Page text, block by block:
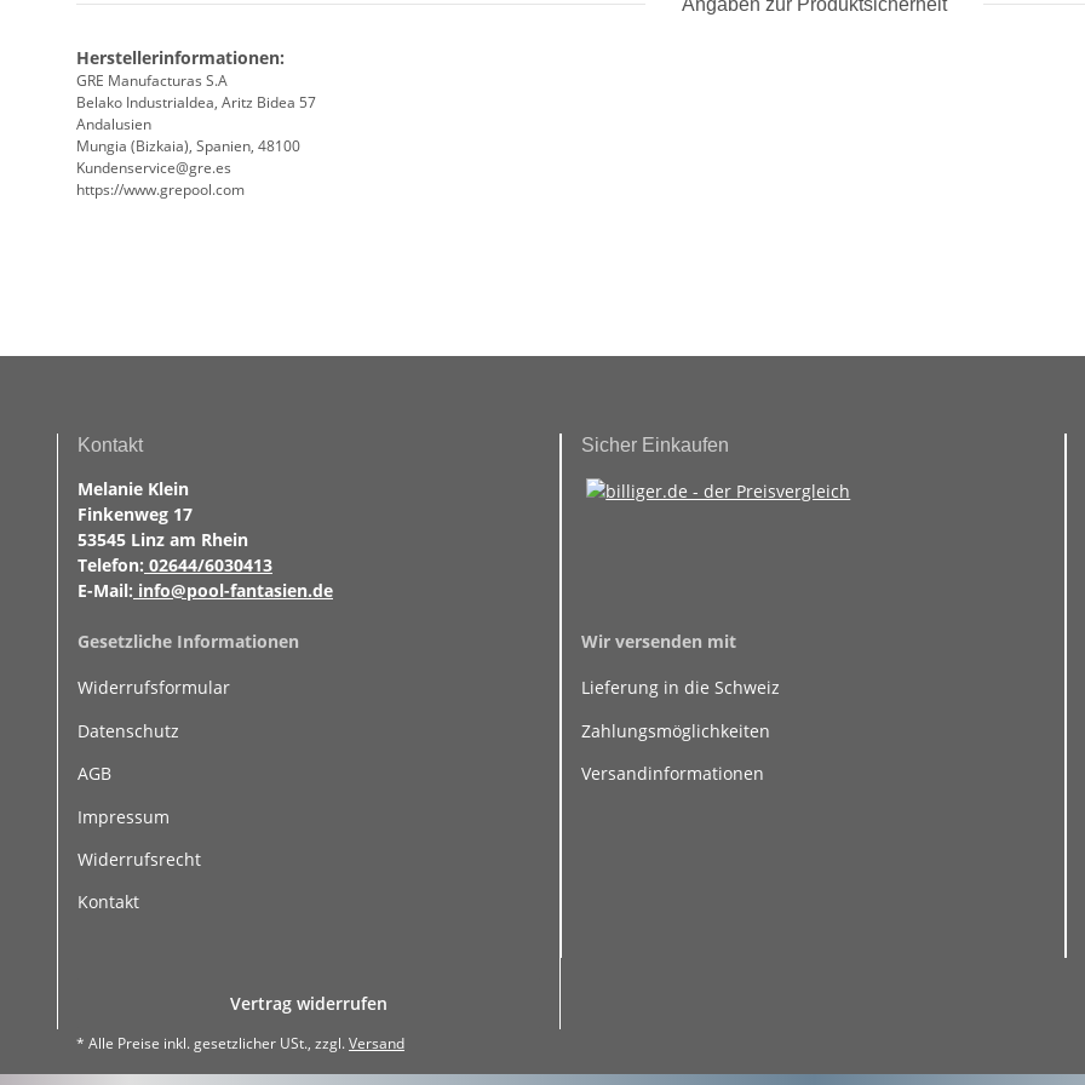
Angaben zur Produktsicherheit
Herstellerinformationen:
GRE Manufacturas S.A
Belako Industrialdea, Aritz Bidea 57
Andalusien
Mungia (Bizkaia), Spanien, 48100
Kundenservice@gre.es
https://www.grepool.com
Kontakt
Melanie Klein
Finkenweg 17
53545 Linz am Rhein
Telefon: 02644/6030413
E-Mail: info@pool-fantasien.de
Sicher Einkaufen
Gesetzliche Informationen
Widerrufsformular
Datenschutz
AGB
Impressum
Widerrufsrecht
Kontakt
Wir versenden mit
Lieferung in die Schweiz
Zahlungsmöglichkeiten
Versandinformationen
Vertrag widerrufen
* Alle Preise inkl. gesetzlicher USt., zzgl.Versand